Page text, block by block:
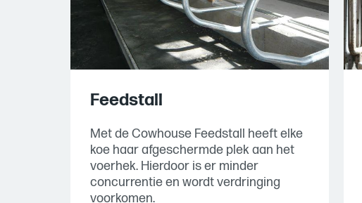
Feedstall
Met de Cowhouse Feedstall heeft elke
koe haar afgeschermde plek aan het
voerhek. Hierdoor is er minder
concurrentie en wordt verdringing
voorkomen.